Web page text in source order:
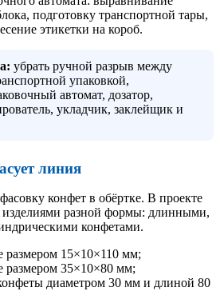
подготовку транспортной тары,
этикетки на короб.
убрать ручной разрыв между
упаковкой,
автомат, дозатор,
укладчик, заклейщик и
линия
конфет в обёртке. В проекте
изделиями разной формы: длинными,
конфетами.
размером 15×10×110 мм;
размером 35×10×80 мм;
диаметром 30 мм и длиной 80